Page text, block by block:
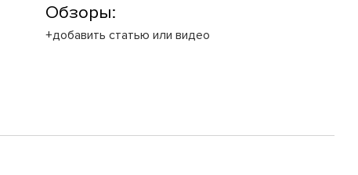
Обзоры:
+добавить статью или видео